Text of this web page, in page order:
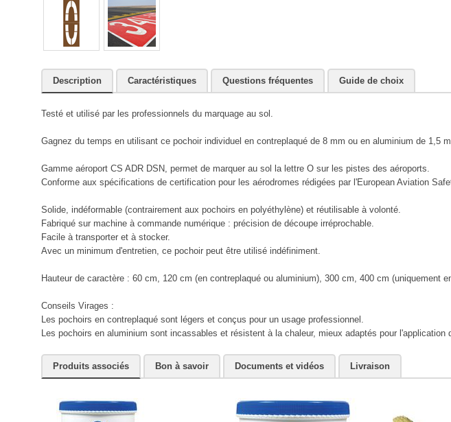
Description Caractéristiques Questions fréquentes Guide de choix
Testé et utilisé par les professionnels du marquage au sol.
Gagnez du temps en utilisant ce pochoir individuel en contreplaqué de 8 mm ou en aluminium de 1,5
Gamme aéroport CS ADR DSN, permet de marquer au sol la lettre O sur les pistes des aéroports.
Conforme aux spécifications de certification pour les aérodromes rédigées par l'European Aviation
Solide, indéformable (contrairement aux pochoirs en polyéthylène) et réutilisable à volonté.
Fabriqué sur machine à commande numérique : précision de découpe irréprochable.
Facile à transporter et à stocker.
Avec un minimum d'entretien, ce pochoir peut être utilisé indéfiniment.
Hauteur de caractère : 60 cm, 120 cm (en contreplaqué ou aluminium), 300 cm, 400 cm (uniquement
Conseils Virages :
Les pochoirs en contreplaqué sont légers et conçus pour un usage professionnel.
Les pochoirs en aluminium sont incassables et résistent à la chaleur, mieux adaptés pour l'application
Produits associés Bon à savoir Documents et vidéos Livraison